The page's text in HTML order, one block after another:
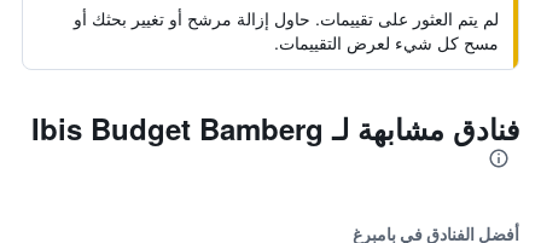
لم يتم العثور على تقييمات. حاول إزالة مرشح أو تغيير بحثك أو
مسح كل شيء لعرض التقييمات.
فنادق مشابهة لـ Ibis Budget Bamberg
أفضل الفنادق في بامبرغ